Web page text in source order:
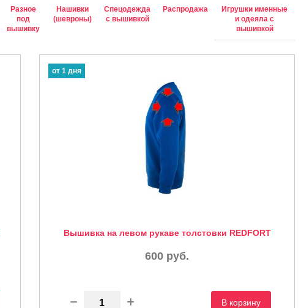
Разное
под
вышивку
Нашивки
(шевроны)
Спецодежда
с вышивкой
Распродажа
Игрушки именные
и одеяла с
вышивкой
Вышивка на левом рукаве толстовки REDFORT
600 руб.
от 1 дня
В корзину